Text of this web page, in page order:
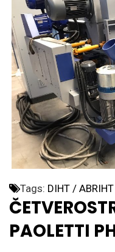
Tags: DIHT / ABRIHT
PAOLETTI